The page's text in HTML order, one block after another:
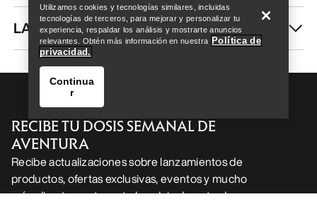
Help
Utilizamos cookies y tecnologías similares, incluidas
tecnologías de terceros, para mejorar y personalizar tu
experiencia, respaldar los análisis y mostrarte anuncios
relevantes. Obtén más información en nuestra Política de
privacidad.
Continua
r